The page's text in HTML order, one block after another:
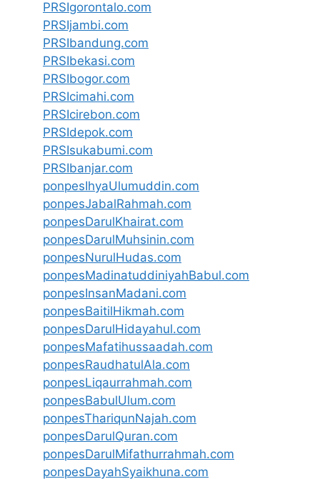
PRSIgorontalo.com
PRSIjambi.com
PRSIbandung.com
PRSIbekasi.com
PRSIbogor.com
PRSIcimahi.com
PRSIcirebon.com
PRSIdepok.com
PRSIsukabumi.com
PRSIbanjar.com
ponpesIhyaUlumuddin.com
ponpesJabalRahmah.com
ponpesDarulKhairat.com
ponpesDarulMuhsinin.com
ponpesNurulHudas.com
ponpesMadinatuddiniyahBabul.com
ponpesInsanMadani.com
ponpesBaitilHikmah.com
ponpesDarulHidayahul.com
ponpesMafatihussaadah.com
ponpesRaudhatulAla.com
ponpesLiqaurrahmah.com
ponpesBabulUlum.com
ponpesThariqunNajah.com
ponpesDarulQuran.com
ponpesDarulMifathurrahmah.com
ponpesDayahSyaikhuna.com